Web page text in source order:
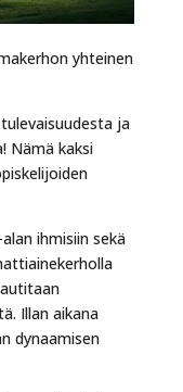
yhteinen
ja
Nämä kaksi
ihmisiin sekä
Illan aikana
dynaamisen